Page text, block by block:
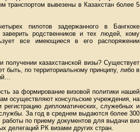
вывезены в Казахстан более 5
пилотов задержанного в Бангкоке
родственников и тех людей, кому
все имеющиеся в его распоряжении
казахстанской визы? Существует
по территориальному принципу, либо в
за формирование визовой политики нашей
осуществляют консульские учреждения, на
дипломатических, служебных и
За год в среднем выдаются более 300
по приему документов для выдачи виз
делегаций РК визами других стран.